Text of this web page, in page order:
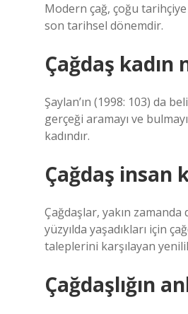
Modern çağ, çoğu
son tarihsel dönemdir.
Çağdaş kadın
Şaylan’ın (1998: 103) da
gerçeği aramayı ve
kadındır.
Çağdaş insan
Çağdaşlar, yakın zamanda
yüzyılda yaşadıkları için
taleplerini karşılayan
Çağdaşlığın